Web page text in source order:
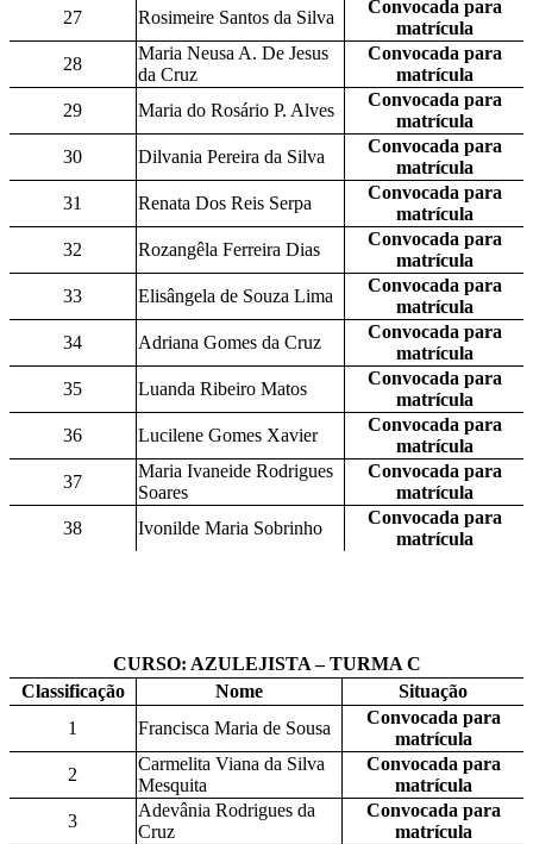
27 Rosimeire Santos da Silva
Convocada para
matrícula
28
Maria Neusa A. De Jesus
da Cruz
Convocada para
matrícula
29
Maria do Rosário P. Alves
Convocada para
matrícula
30
Dilvania Pereira da Silva
Convocada para
matrícula
31
Renata Dos Reis Serpa
Convocada para
matrícula
32
Rozangêla Ferreira Dias
Convocada para
matrícula
33
Elisângela de Souza Lima
Convocada para
matrícula
34
Adriana Gomes da Cruz
Convocada para
matrícula
35
Luanda Ribeiro Matos
Convocada para
matrícula
36
Lucilene Gomes Xavier
Convocada para
matrícula
37
Maria Ivaneide Rodrigues
Soares
Convocada para
matrícula
38
Ivonilde Maria Sobrinho
Convocada para
matrícula
CURSO: AZULEJISTA – TURMA C
Classificação
Nome
Situação
1
Francisca Maria de Sousa
Convocada para
matrícula
2
Carmelita Viana da Silva
Mesquita
Convocada para
matrícula
3
Adevânia Rodrigues da
Cruz
Convocada para
matrícula